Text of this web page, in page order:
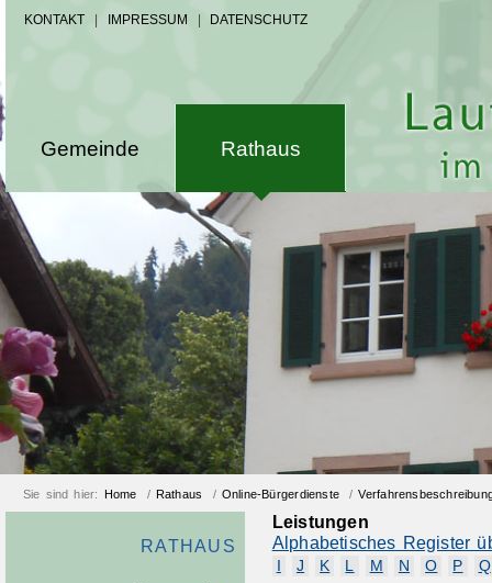
KONTAKT IMPRESSUM DATENSCHUTZ
Gemeinde Rathaus
Sie sind hier: Home / Rathaus / Online-Bürgerdienste /
RATHAUS
Leistungen
Alphabetisches Register
J K L M N O P Q